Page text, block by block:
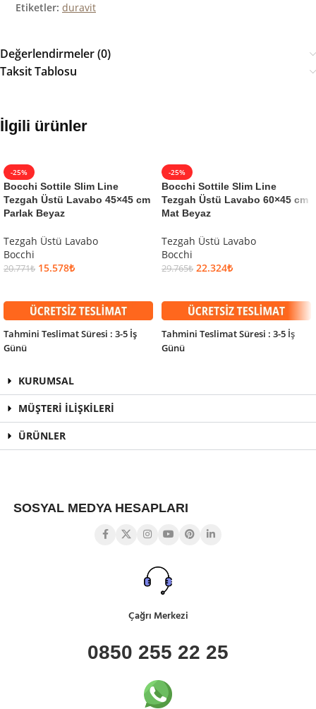
Etiketler: duravit
Değerlendirmeler (0)
Taksit Tablosu
İlgili ürünler
-25%
Bocchi Sottile Slim Line
Tezgah Üstü Lavabo 45×45 cm
Parlak Beyaz
Tezgah Üstü Lavabo
Bocchi
20.771₺ 15.578₺
Tahmini Teslimat Süresi : 3-5 İş
Günü
-25%
Bocchi Sottile Slim Line
Tezgah Üstü Lavabo 60×45 cm
Mat Beyaz
Tezgah Üstü Lavabo
Bocchi
29.765₺ 22.324₺
Tahmini Teslimat Süresi : 3-5 İş
Günü
KURUMSAL
MÜŞTERİ İLİŞKİLERİ
ÜRÜNLER
SOSYAL MEDYA HESAPLARI
Çağrı Merkezi
0850 255 22 25